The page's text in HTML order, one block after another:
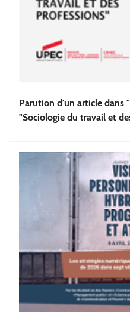
Parution d'un article dans
"Sociologie du travail et